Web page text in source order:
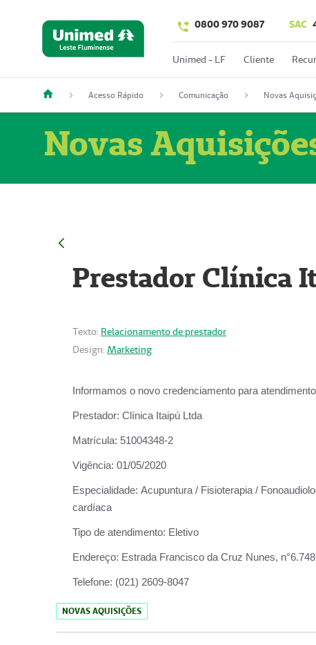
0800 970 9087 SAC
Unimed - LF Cliente
Acesso Rápido Comunicação Novas
Novas
Prestador Clínica
Texto: Relacionamento de prestador
Design: Marketing
Informamos o novo credenciamento para
Prestador: Clínica Itaipú Ltda
Matrícula: 51004348-2
Vigência: 01/05/2020
Especialidade: Acupuntura / Fisioterapia /
cardíaca
Tipo de atendimento: Eletivo
Endereço: Estrada Francisco da Cruz Nunes,
Telefone: (021) 2609-8047
NOVAS AQUISIÇÕES